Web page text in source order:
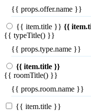
{{ props.offer.name }}
{{ item.title }} {{
{{ typeTitle() }}
{{ props.type.name }}
{{ item.title }}
{{ roomTitle() }}
{{ props.room.name }}
{{ item.title }}